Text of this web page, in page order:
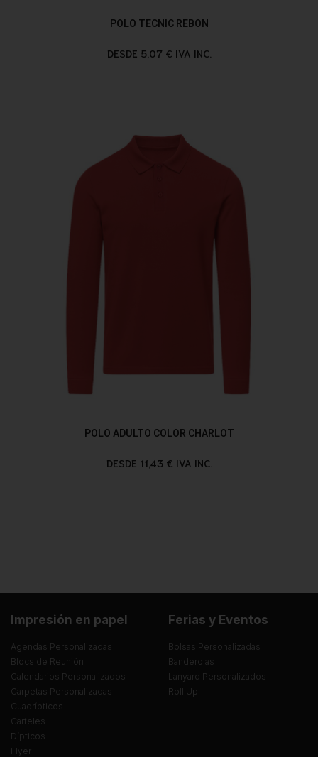
POLO TECNIC REBON
DESDE 5,07 € IVA INC.
POLO ADULTO COLOR CHARLOT
DESDE 11,43 € IVA INC.
Impresión en papel
Agendas Personalizadas
Blocs de Reunión
Calendarios Personalizados
Carpetas Personalizadas
Cuadrípticos
Carteles
Dípticos
Flyer
Ferias y Eventos
Bolsas Personalizadas
Banderolas
Lanyard Personalizados
Roll Up